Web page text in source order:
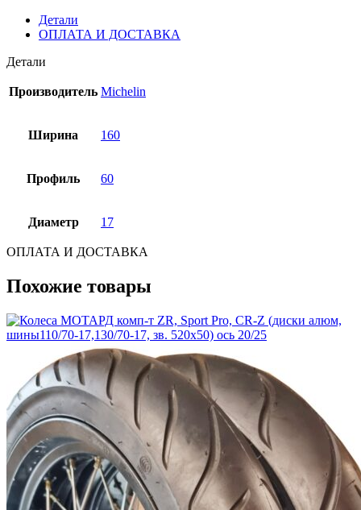
Детали
ОПЛАТА И ДОСТАВКА
Детали
Производитель Michelin
Ширина 160
Профиль 60
Диаметр 17
ОПЛАТА И ДОСТАВКА
Похожие товары